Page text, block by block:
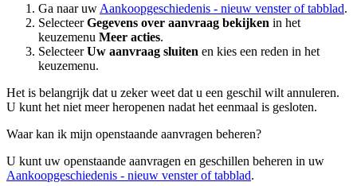
Ga naar uw Aankoopgeschiedenis - nieuw venster of tabblad.
SelecteerGegevens over aanvraag bekijken in het
keuzemenu Meer acties.
SelecteerUw aanvraag sluiten en kies een reden in het
keuzemenu.
Het is belangrijk dat u zeker weet dat u een geschil wilt annuleren.
U kunt het niet meer heropenen nadat het eenmaal is gesloten.
Waar kan ik mijn openstaande aanvragen beheren?
U kunt uw openstaande aanvragen en geschillen beheren in uw
Aankoopgeschiedenis - nieuw venster of tabblad.